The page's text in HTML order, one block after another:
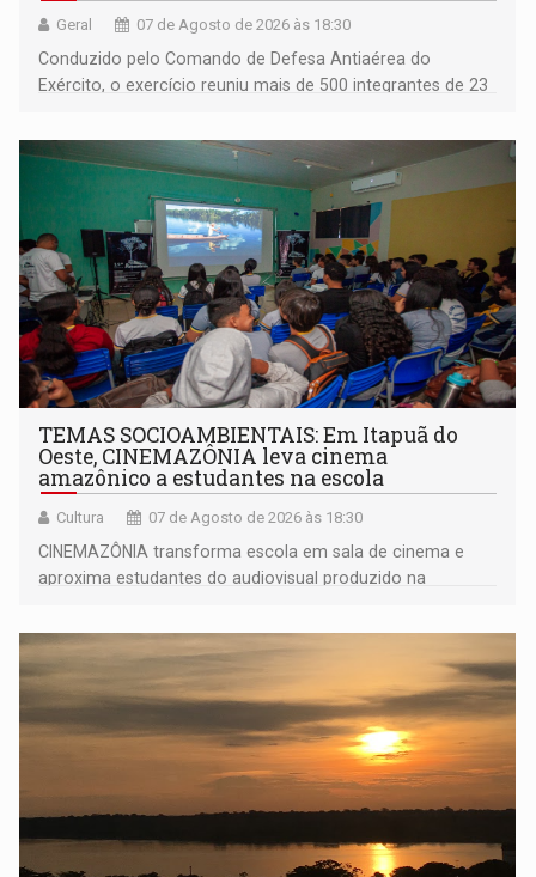
Geral 07 de Agosto de 2026 às 18:30
Conduzido pelo Comando de Defesa Antiaérea do
Exército, o exercício reuniu mais de 500 integrantes de 23
TEMAS SOCIOAMBIENTAIS: Em Itapuã do
Oeste, CINEMAZÔNIA leva cinema
amazônico a estudantes na escola
Cultura 07 de Agosto de 2026 às 18:30
CINEMAZÔNIA transforma escola em sala de cinema e
aproxima estudantes do audiovisual produzido na